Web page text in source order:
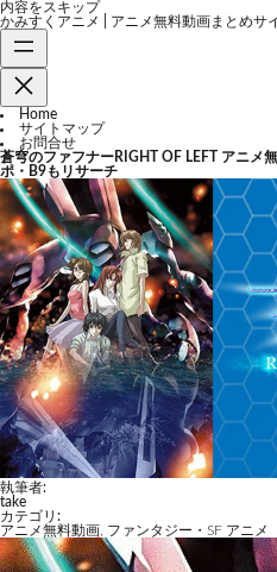
内容をスキップ
かみすくアニメ | アニメ無料動画まとめサ
Home
サイトマップ
お問合せ
蒼穹のファフナーRIGHT OF LEFT アニメ
ポ・B9もリサーチ
執筆者:
take
カテゴリ:
アニメ無料動画 ファンタジー・SF アニメ